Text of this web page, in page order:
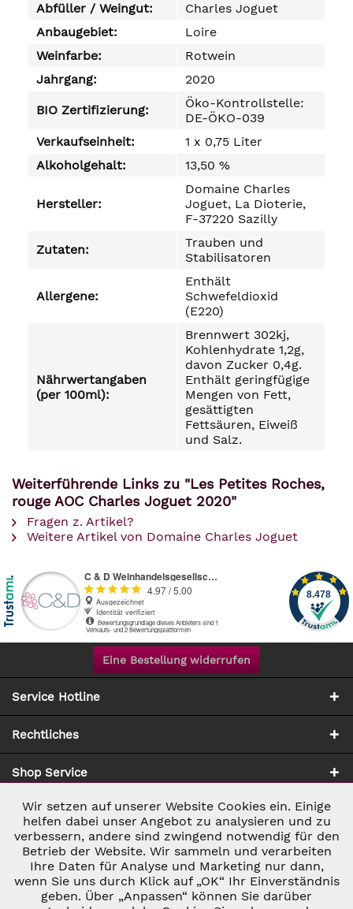
Abfüller / Weingut:
Charles Joguet
Anbaugebiet:
Loire
Weinfarbe:
Rotwein
Jahrgang:
2020
BIO Zertifizierung:
Öko-Kontrollstelle:
DE-ÖKO-039
Verkaufseinheit:
1 x 0,75 Liter
Alkoholgehalt:
13,50 %
Hersteller:
Domaine Charles
Joguet, La Dioterie,
F-37220 Sazilly
Zutaten:
Trauben und
Stabilisatoren
Allergene:
Enthält
Schwefeldioxid
(E220)
Nährwertangaben
(per 100ml):
Brennwert 302kj,
Kohlenhydrate 1,2g,
davon Zucker 0,4g.
Enthält geringfügige
Mengen von Fett,
gesättigten
Fettsäuren, Eiweiß
und Salz.
Weiterführende Links zu "Les Petites Roches,
rouge AOC Charles Joguet 2020"
Fragen z. Artikel?
Weitere Artikel von Domaine Charles Joguet
Eine Bestellung widerrufen
Service Hotline
Rechtliches
Shop Service
Zahlung & Versand
Notwendig Aktiv
Marketing Inaktiv
Tracking Inaktiv
Wir setzen auf unserer Website Cookies ein. Einige
helfen dabei unser Angebot zu analysieren und zu
verbessern, andere sind zwingend notwendig für den
Betrieb der Website. Wir sammeln und verarbeiten
Ihre Daten für Analyse und Marketing nur dann,
wenn Sie uns durch Klick auf „OK“ Ihr Einverständnis
geben. Über „Anpassen“ können Sie darüber